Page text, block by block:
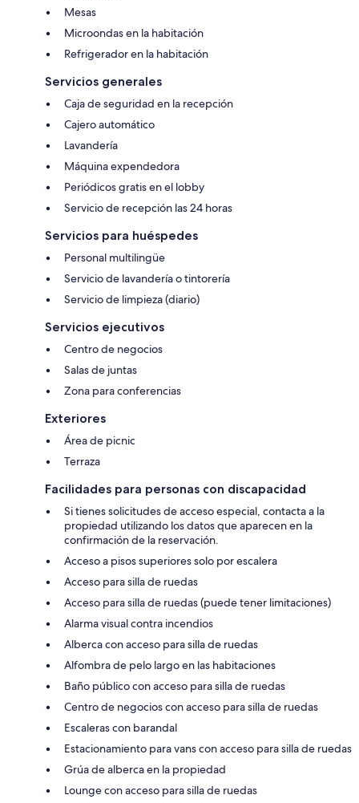
Mesas
Microondas en la habitación
Refrigerador en la habitación
Servicios generales
Caja de seguridad en la recepción
Cajero automático
Lavandería
Máquina expendedora
Periódicos gratis en el lobby
Servicio de recepción las 24 horas
Servicios para huéspedes
Personal multilingüe
Servicio de lavandería o tintorería
Servicio de limpieza (diario)
Servicios ejecutivos
Centro de negocios
Salas de juntas
Zona para conferencias
Exteriores
Área de picnic
Terraza
Facilidades para personas con discapacidad
Si tienes solicitudes de acceso especial, contacta a la
propiedad utilizando los datos que aparecen en la
confirmación de la reservación.
Acceso a pisos superiores solo por escalera
Acceso para silla de ruedas
Acceso para silla de ruedas (puede tener limitaciones)
Alarma visual contra incendios
Alberca con acceso para silla de ruedas
Alfombra de pelo largo en las habitaciones
Baño público con acceso para silla de ruedas
Centro de negocios con acceso para silla de ruedas
Escaleras con barandal
Estacionamiento para vans con acceso para silla de ruedas
Grúa de alberca en la propiedad
Lounge con acceso para silla de ruedas